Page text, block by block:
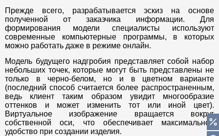
Прежде всего, разрабатывается эскиз на основе
полученной от заказчика информации. Для
формирования модели специалисты используют
современные компьютерные программы, в которых
можно работать даже в режиме онлайн.
Модель будущего надгробия представляет собой набор
небольших точек, которые могут быть представлены не
только в черно-белом, но и в цветном варианте
(последний способ считается более распространенным,
ведь клиент таким образом увидит многообразие
оттенков и может изменить тот или иной цвет).
Виртуальное изображение вращается вокруг
собственной оси, что обеспечивает максимальное
удобство при создании изделия.